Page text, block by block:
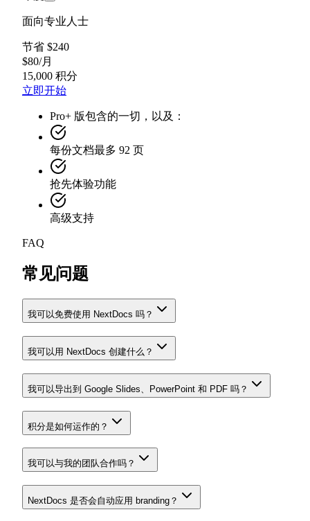
面向专业人士
节省 $240
$80/月
15,000 积分
立即开始
Pro+ 版包含的一切，以及：
每份文档最多 92 页
抢先体验功能
高级支持
FAQ
常见问题
我可以免费使用 NextDocs 吗？
我可以用 NextDocs 创建什么？
我可以导出到 Google Slides、PowerPoint 和 PDF 吗？
积分是如何运作的？
我可以与我的团队合作吗？
NextDocs 是否会自动应用 branding？